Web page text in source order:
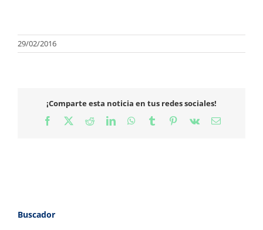
29/02/2016
¡Comparte esta noticia en tus redes sociales!
Facebook
X RedditLinkedInWhatsApp
TumblrPinterest
Vk
Correo
Buscador